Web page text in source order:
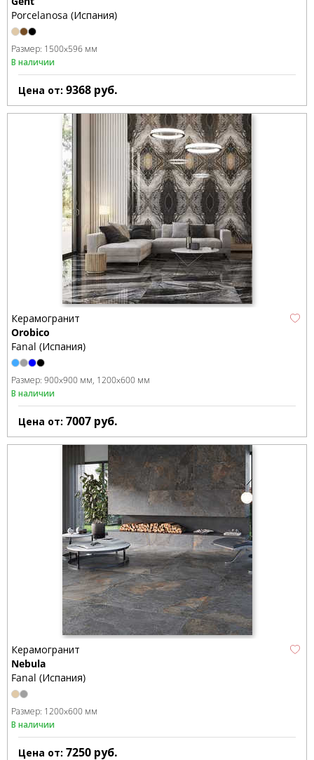
Porcelanosa (Испания)
Размер: 1500x596 мм
В наличии
Цена от: 9368 руб.
Керамогранит
Orobico
Fanal (Испания)
Размер: 900x900 мм 1200x600 мм
В наличии
Цена от: 7007 руб.
Керамогранит
Nebula
Fanal (Испания)
Размер: 1200x600 мм
В наличии
Цена от: 7250 руб.